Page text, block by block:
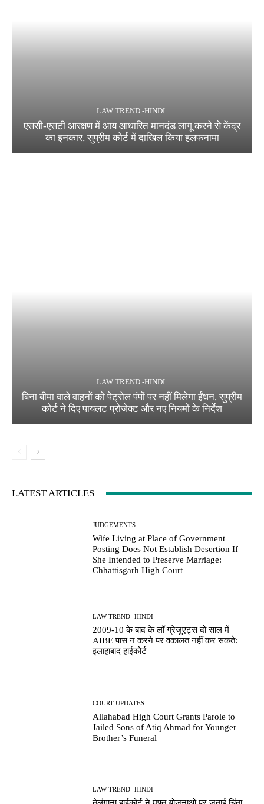
LAW TREND -HINDI
एससी-एसटी आरक्षण में आय आधारित मानदंड लागू करने से केंद्र
का इनकार, सुप्रीम कोर्ट में दाखिल किया हलफनामा
LAW TREND -HINDI
बिना बीमा वाले वाहनों को पेट्रोल पंपों पर नहीं मिलेगा ईंधन, सुप्रीम
कोर्ट ने दिए पायलट प्रोजेक्ट और नए नियमों के निर्देश
LATEST ARTICLES
JUDGEMENTS
Wife Living at Place of Government
Posting Does Not Establish Desertion If
She Intended to Preserve Marriage:
Chhattisgarh High Court
LAW TREND -HINDI
2009-10 के बाद के लॉ ग्रेजुएट्स दो साल में
AIBE पास न करने पर वकालत नहीं कर सकते:
इलाहाबाद हाईकोर्ट
COURT UPDATES
Allahabad High Court Grants Parole to
Jailed Sons of Atiq Ahmad for Younger
Brother’s Funeral
LAW TREND -HINDI